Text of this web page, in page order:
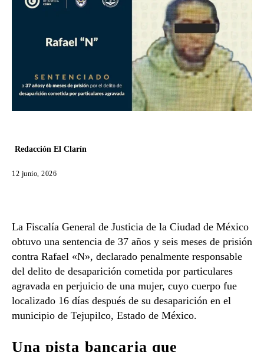
Redacción El Clarín
12 junio, 2026
La Fiscalía General de Justicia de la Ciudad de México
obtuvo una sentencia de 37 años y seis meses de prisión
contra Rafael «N», declarado penalmente responsable
del delito de desaparición cometida por particulares
agravada en perjuicio de una mujer, cuyo cuerpo fue
localizado 16 días después de su desaparición en el
municipio de Tejupilco, Estado de México.
Una pista bancaria que